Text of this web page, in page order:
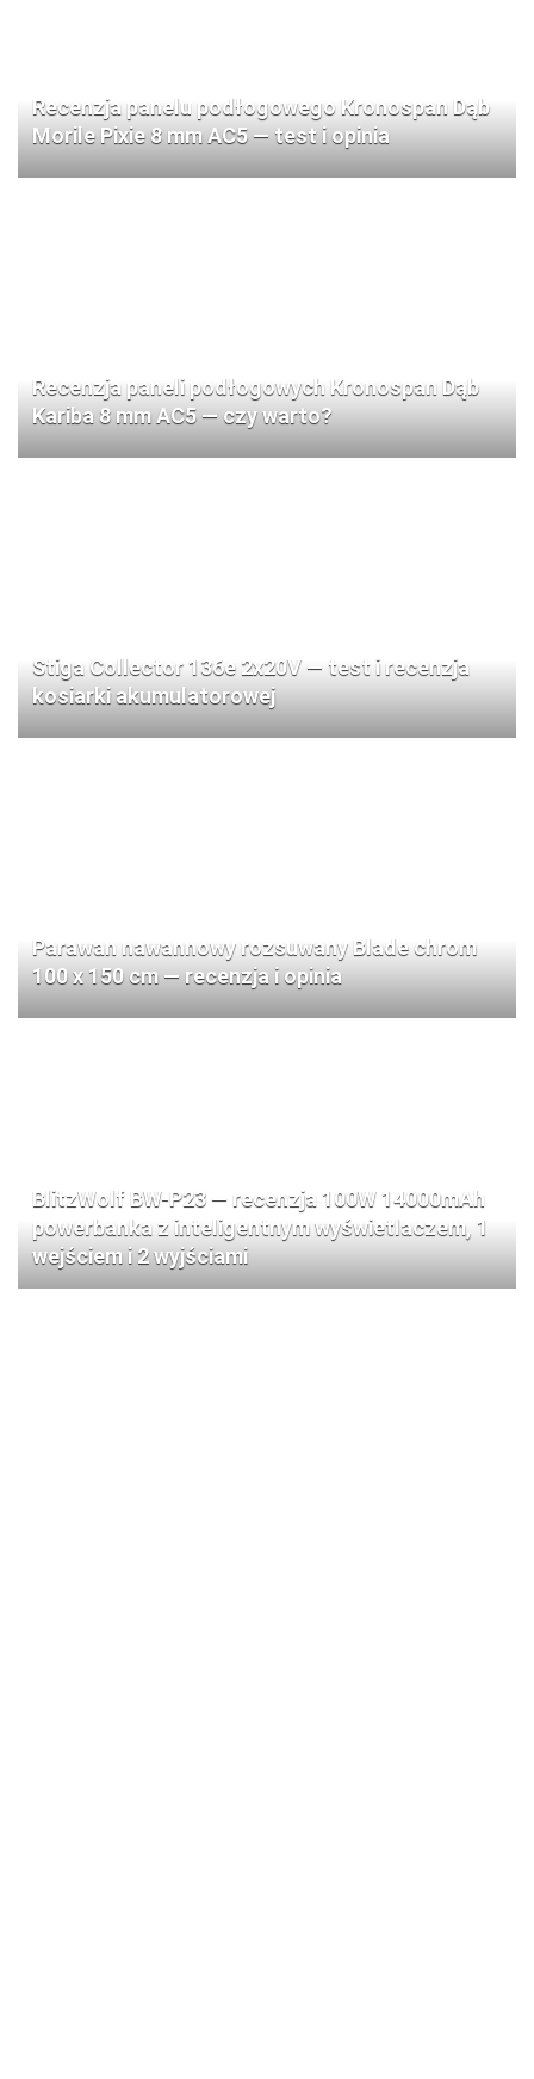
Recenzja panelu podłogowego Kronospan Dąb
Morile Pixie 8 mm AC5 — test i opinia
Recenzja paneli podłogowych Kronospan Dąb
Kariba 8 mm AC5 — czy warto?
Stiga Collector 136e 2x20V — test i recenzja
kosiarki akumulatorowej
Parawan nawannowy rozsuwany Blade chrom
100 x 150 cm — recenzja i opinia
BlitzWolf BW-P23 — recenzja 100W 14000mAh
powerbanka z inteligentnym wyświetlaczem, 1
wejściem i 2 wyjściami